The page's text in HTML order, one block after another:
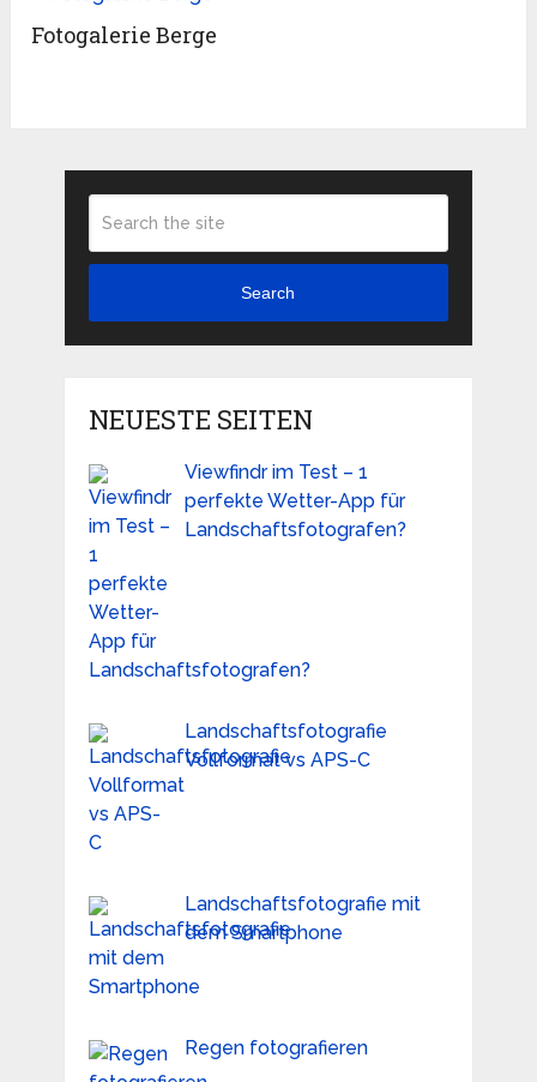
Fotogalerie Berge
Search
NEUESTE SEITEN
Viewfindr im Test – 1
perfekte Wetter-App für
Landschaftsfotografen?
Landschaftsfotografie
Vollformat vs APS-C
Landschaftsfotografie mit
dem Smartphone
Regen fotografieren